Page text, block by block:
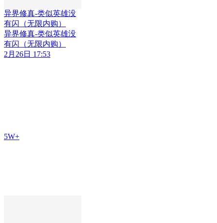
异界修真-类似英雄没
有闪（无限内购）
异界修真-类似英雄没
有闪（无限内购）
2月26日 17:53
5W+